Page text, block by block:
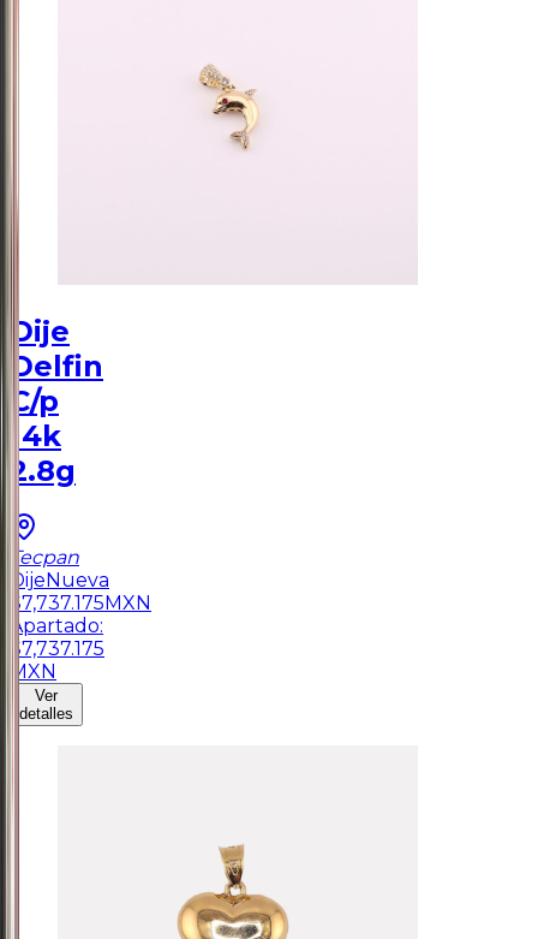
Dije
Delfin
C/p
14k
2.8g
Tecpan
DijeNueva
$7,737.175MXN
Apartado:
$7,737.175
MXN
Ver
detalles